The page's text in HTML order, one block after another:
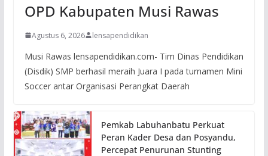
OPD Kabupaten Musi Rawas
Agustus 6, 2026 lensapendidikan
Musi Rawas lensapendidikan.com- Tim Dinas Pendidikan
(Disdik) SMP berhasil meraih Juara I pada turnamen Mini
Soccer antar Organisasi Perangkat Daerah
Pemkab Labuhanbatu Perkuat
Peran Kader Desa dan Posyandu,
Percepat Penurunan Stunting